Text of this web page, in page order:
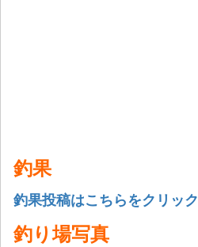
釣果
釣果投稿はこちらをクリック
釣り場写真